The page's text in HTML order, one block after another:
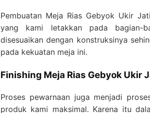
Pembuatan Meja Rias Gebyok Ukir
yang kami letakkan pada bagian-
disesuaikan dengan konstruksinya
pada kekuatan meja ini.
Finishing Meja Rias Gebyok Ukir
Proses pewarnaan juga menjadi
produk kami maksimal. Karena itu